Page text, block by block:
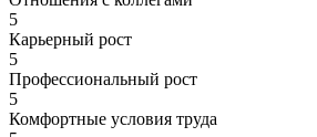
5
Карьерный рост
5
Профессиональный рост
5
Комфортные условия труда